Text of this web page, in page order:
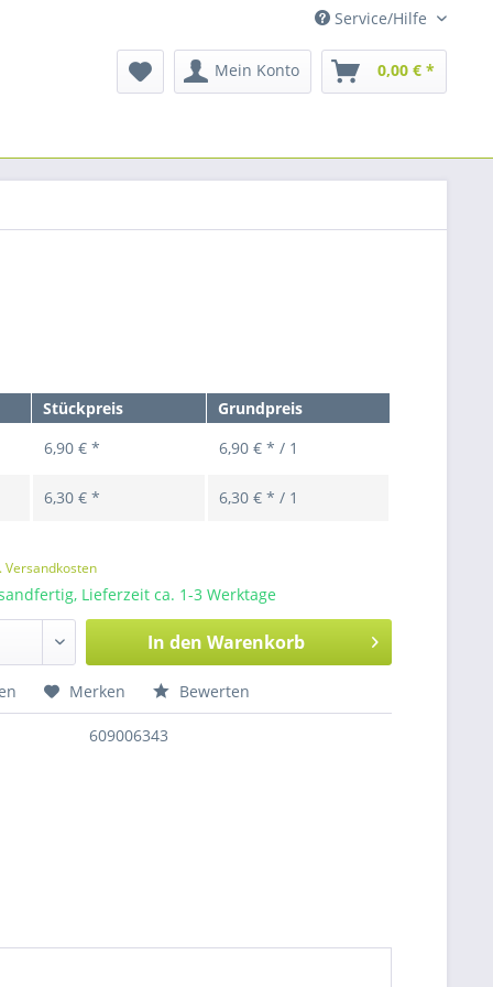
Service/Hilfe
Mein Konto 0,00 € *
Stückpreis
Grundpreis
6,90 € * 6,90 € * / 1
6,30 € * 6,30 € * / 1
Versandkosten
Lieferzeit ca. 1-3 Werktage
In den Warenkorb
Merken Bewerten
609006343